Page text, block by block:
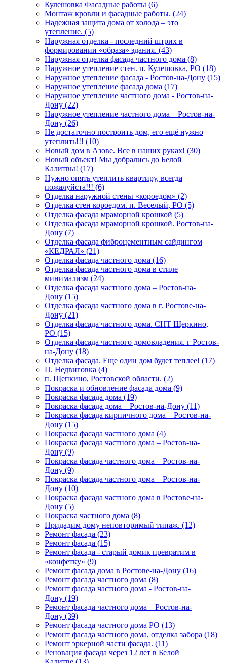
Кулешовка Фасадные работы (6)
Монтаж кровли и фасадные работы. (24)
Надежная защита дома от холода – это
утепление. (5)
Наружная отделка - последний штрих в
формировании «образа» здания. (43)
Наружная отделка фасада частного дома (8)
Наружное утепление стен. п. Кулешовка, РО (18)
Наружное утепление фасада - Ростов-на-Дону (15)
Наружное утепление фасада дома (17)
Наружное утепление частного дома - Ростов-на-
Дону (22)
Наружное утепление частного дома – Ростов-на-
Дону (26)
Не достаточно построить дом, его ещё нужно
утеплить!!! (10)
Новый дом в Азове. Все в наших руках! (30)
Новый объект! Мы добрались до Белой
Калитвы! (17)
Нужно опять утеплить квартиру, всегда
пожалуйста!!! (6)
Отделка наружной стены «короедом» (2)
Отделка стен короедом. п. Веселый, РО (5)
Отделка фасада мраморной крошкой (5)
Отделка фасада мраморной крошкой. Ростов-на-
Дону (7)
Отделка фасада фиброцементным сайдингом
«КЕДРАЛ» (21)
Отделка фасада частного дома (16)
Отделка фасада частного дома в стиле
минимализм (24)
Отделка фасада частного дома – Ростов-на-
Дону (15)
Отделка фасада частного дома в г. Ростове-на-
Дону (21)
Отделка фасада частного дома. СНТ Щеркино,
РО (15)
Отделка фасада частного домовладения. г Ростов-
на-Дону (18)
Отделка фасада. Еще один дом будет теплее! (17)
П. Недвиговка (4)
п. Щепкино, Ростовской области. (2)
Покраска и обновление фасада дома (9)
Покраска фасада дома (19)
Покраска фасада дома – Ростов-на-Дону (11)
Покраска фасада кирпичного дома – Ростов-на-
Дону (15)
Покраска фасада частного дома (4)
Покраска фасада частного дома – Ростов-на-
Дону (9)
Покраска фасада частного дома – Ростов-на-
Дону (9)
Покраска фасада частного дома – Ростов-на-
Дону (10)
Покраска фасада частного дома в Ростове-на-
Дону (5)
Покраска частного дома (8)
Придадим дому неповторимый типаж. (12)
Ремонт фасада (23)
Ремонт фасада (15)
Ремонт фасада - старый домик превратим в
«конфетку» (9)
Ремонт фасада дома в Ростове-на-Дону (16)
Ремонт фасада частного дома (8)
Ремонт фасада частного дома - Ростов-на-
Дону (19)
Ремонт фасада частного дома – Ростов-на-
Дону (39)
Ремонт фасада частного дома РО (13)
Ремонт фасада частного дома, отделка забора (18)
Ремонт эркерной части фасада. (11)
Реновация фасада через 12 лет в Белой